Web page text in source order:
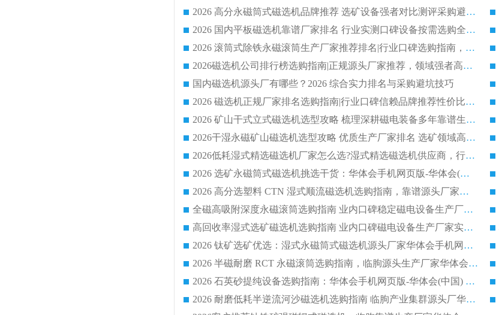
2026 高分永磁筒式磁选机品牌推荐 选矿设备强者对比测评采购避坑全攻略
2026 国内平板磁选机靠谱厂家排名 行业实测口碑设备按需选购全指南
2026 滚筒式除铁永磁滚筒生产厂家推荐排名|行业口碑选购指南，领域强者源头厂商精选
2026磁选机公司排行榜选购指南|正规源头厂家推荐，领域强者高性价比靠谱信赖品牌
国内磁选机源头厂有哪些？2026 综合实力排名与采购避坑技巧
2026 磁选机正规厂家排名选购指南|行业口碑信赖品牌推荐性价比高靠谱磁电企业
2026 矿山干式立式磁选机选型攻略 梳理深耕磁电装备多年靠谱生产厂商
2026干湿永磁矿山磁选机选型攻略 优质生产厂家排名 选矿领域高口碑品牌推荐指南
2026低耗湿式精​选磁选机厂家怎么选?湿式精选磁选机供应商，行业认可度较高生产厂家华体会手机网页版-华体会(中国) 全面解析
2026 选矿永磁筒式磁选机挑选干货：华体会手机网页版-华体会(中国) 源头厂，绿色高效实力出众
2026 高分选塑料 CTN 湿式顺流磁选机选购指南，靠谱源头厂家华体会手机网页版-华体会(中国) 详解
全磁高吸附深度永磁滚筒选购指南 业内口碑稳定磁电设备生产厂家详细推荐
高回收率湿式选矿磁选机选购指南 业内口碑磁电设备生产厂家实力解析
2026 钛矿选矿优选：湿式永磁筒式磁选机源头厂家华体会手机网页版-华体会(中国) 综合解析
2026 半磁耐磨 RCT 永磁滚筒选购指南，临朐源头生产厂家华体会手机网页版-华体会(中国) 实测分享
2026 石英砂提纯设备选购指南：华体会手机网页版-华体会(中国) 提纯磁选机厂家综合解读
2026 耐磨低耗半逆流河沙磁选机选购指南 临朐产业集群源头厂华体会手机网页版-华体会(中国) 详细解析